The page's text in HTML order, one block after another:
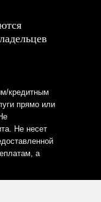
кредитным
прямо или
Не несет
а